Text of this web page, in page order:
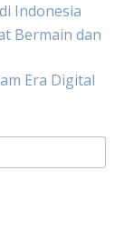
Indonesia
Bermain dan
Era Digital